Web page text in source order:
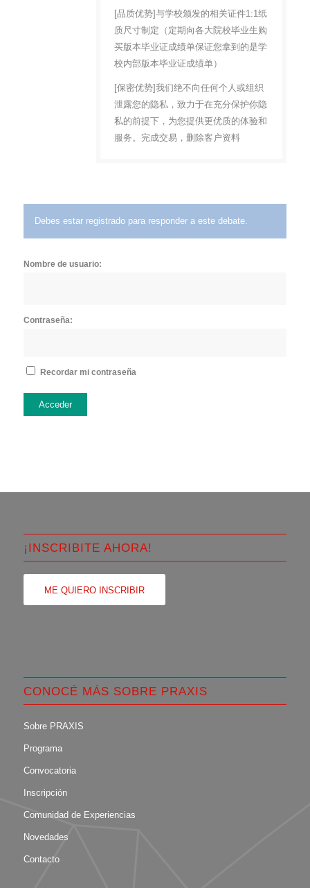
[品质优势]与学校颁发的相关证件1:1纸
质尺寸制定（定期向各大院校毕业生购
买版本毕业证成绩单保证您拿到的是学
校内部版本毕业证成绩单）
[保密优势]我们绝不向任何个人或组织
泄露您的隐私，致力于在充分保护你隐
私的前提下，为您提供更优质的体验和
服务。完成交易，删除客户资料
Debes estar registrado para responder a este debate.
Nombre de usuario:
Contraseña:
Recordar mi contraseña
Acceder
¡INSCRIBITE AHORA!
ME QUIERO INSCRIBIR
CONOCÉ MÁS SOBRE PRAXIS
Sobre PRAXIS
Programa
Convocatoria
Inscripción
Comunidad de Experiencias
Novedades
Contacto